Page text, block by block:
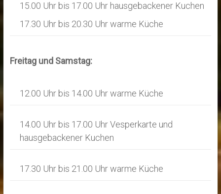
15.00 Uhr bis 17.00 Uhr hausgebackener Kuchen
17.30 Uhr bis 20.30 Uhr warme Küche
Freitag und Samstag:
12.00 Uhr bis 14.00 Uhr warme Küche
14.00 Uhr bis 17.00 Uhr Vesperkarte und
hausgebackener Kuchen
17.30 Uhr bis 21.00 Uhr warme Küche